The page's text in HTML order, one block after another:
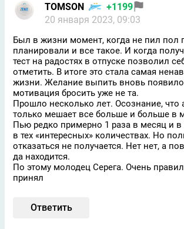
TOMSON
+1199
20 января 2023, 09:03
Был в жизни момент, когда не пил пол
планировали и все такое. И когда
тест на радостях в отпуске позволил
отметить. В итоге это стала самая
жизни. Желание выпить вновь
мотивация бросить уже не та.
Прошло несколько лет. Осознание, что
только мешает все больше и больше в
Пью редко примерно 1 раза в месяц и
в тех «интересных» количествах. Но
отказаться не получается. Нет нет, а
да находится.
По этому молодец Серега. Очень
принял
Ответить